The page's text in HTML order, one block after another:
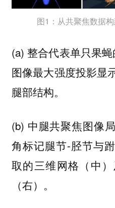
图1：从共聚焦数据
(a) 整合代表单只果
图像最大强度投影显
腿部结构。
(b) 中腿共聚焦图像
角标记腿节-胫节与
取的三维网格（中
（右）。